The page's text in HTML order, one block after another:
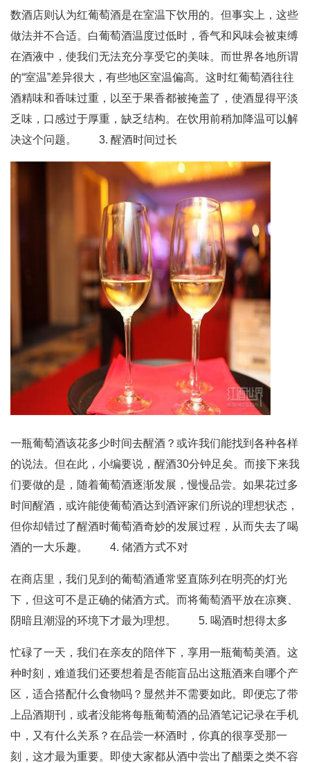
数酒店则认为红葡萄酒是在室温下饮用的。但事实上，这些
做法并不合适。白葡萄酒温度过低时，香气和风味会被束缚
在酒液中，使我们无法充分享受它的美味。而世界各地所谓
的“室温”差异很大，有些地区室温偏高。这时红葡萄酒往往
酒精味和香味过重，以至于果香都被掩盖了，使酒显得平淡
乏味，口感过于厚重，缺乏结构。在饮用前稍加降温可以解
决这个问题。 3. 醒酒时间过长
一瓶葡萄酒该花多少时间去醒酒？或许我们能找到各种各样
的说法。但在此，小编要说，醒酒30分钟足矣。而接下来我
们要做的是，随着葡萄酒逐渐发展，慢慢品尝。如果花过多
时间醒酒，或许能使葡萄酒达到酒评家们所说的理想状态，
但你却错过了醒酒时葡萄酒奇妙的发展过程，从而失去了喝
酒的一大乐趣。 4. 储酒方式不对
在商店里，我们见到的葡萄酒通常竖直陈列在明亮的灯光
下，但这可不是正确的储酒方式。而将葡萄酒平放在凉爽、
阴暗且潮湿的环境下才最为理想。 5. 喝酒时想得太多
忙碌了一天，我们在亲友的陪伴下，享用一瓶葡萄美酒。这
种时刻，难道我们还要想着是否能盲品出这瓶酒来自哪个产
区，适合搭配什么食物吗？显然并不需要如此。即便忘了带
上品酒期刊，或者没能将每瓶葡萄酒的品酒笔记记录在手机
中，又有什么关系？在品尝一杯酒时，你真的很享受那一
刻，这才最为重要。即使大家都从酒中尝出了醋栗之类不容